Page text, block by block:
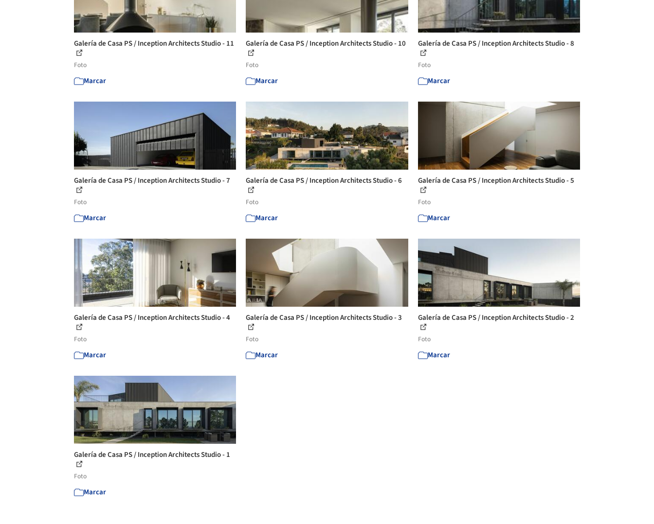
Galería de Casa PS / Inception Architects Studio - 11
Foto
Marcar
Galería de Casa PS / Inception Architects Studio - 10
Foto
Marcar
Galería de Casa PS / Inception Architects Studio - 8
Foto
Marcar
Galería de Casa PS / Inception Architects Studio - 7
Foto
Marcar
Galería de Casa PS / Inception Architects Studio - 6
Foto
Marcar
Galería de Casa PS / Inception Architects Studio - 5
Foto
Marcar
Galería de Casa PS / Inception Architects Studio - 4
Foto
Marcar
Galería de Casa PS / Inception Architects Studio - 3
Foto
Marcar
Galería de Casa PS / Inception Architects Studio - 2
Foto
Marcar
Galería de Casa PS / Inception Architects Studio - 1
Foto
Marcar